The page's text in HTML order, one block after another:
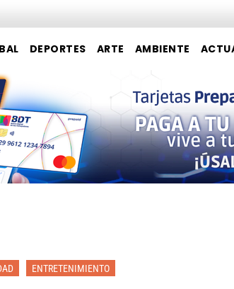
DEPORTES ARTE AMBIENTE
ENTRETENIMIENTO